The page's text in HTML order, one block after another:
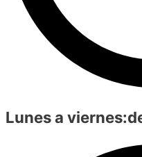
Lunes a viernes: